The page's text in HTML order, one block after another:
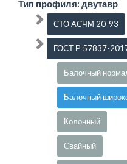
Тип профиля: двутавр
СТО АСЧМ 20-93
ГОСТ Р 57837-
Балочный
Балочный
Колонный
Свайный